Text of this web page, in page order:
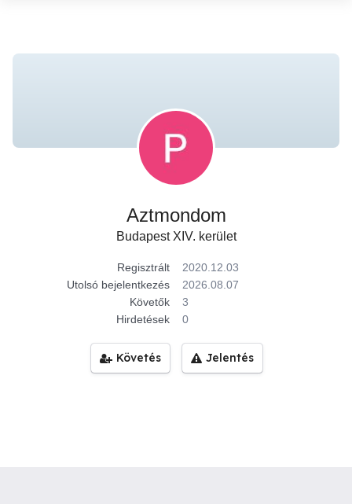
Aztmondom
Budapest XIV. kerület
Regisztrált
2020.12.03
Utolsó bejelentkezés
2026.08.07
Követők
3
Hirdetések
0
Követés Jelentés